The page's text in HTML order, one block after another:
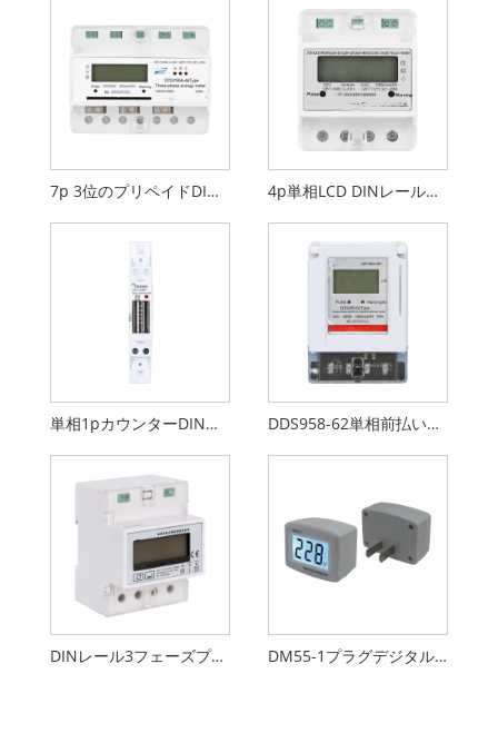
7p 3位のプリペイドDINレールメーター 4p単相LCD DINレールエネルギーメーター
単相1pカウンターDINレールメーター DDS958-62単相前払いエネルギーメーター
DINレール3フェーズプリペイドエネルギーメーター DM55-1プラグデジタル電圧計